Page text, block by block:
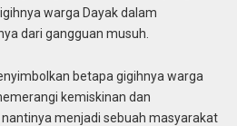
warga Dayak dalam
dari gangguan musuh.
betapa gigihnya warga
kemiskinan dan
menjadi sebuah masyarakat